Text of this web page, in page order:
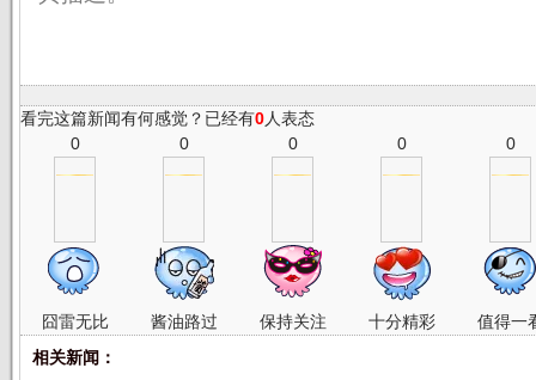
看完这篇新闻有何感觉？已经有0人表态
0
囧雷无比
0
酱油路过
0
保持关注
0
十分精彩
0
值得一
相关新闻：